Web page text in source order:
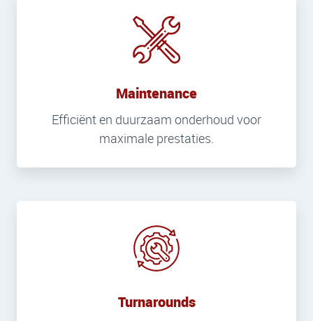
Maintenance
Efficiënt en duurzaam onderhoud voor
maximale prestaties.
Turnarounds